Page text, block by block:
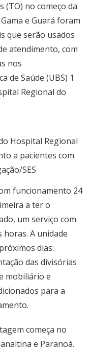
(TO) no começo da
e Guará foram
que serão usados
atendimento, com
nos
de Saúde (UBS) 1
Regional do
Hospital Regional
a pacientes com
SES
funcionamento 24
a ter o
um serviço com
A unidade
dias:
das divisórias
mobiliário e
para a
começa no
e Paranoá.